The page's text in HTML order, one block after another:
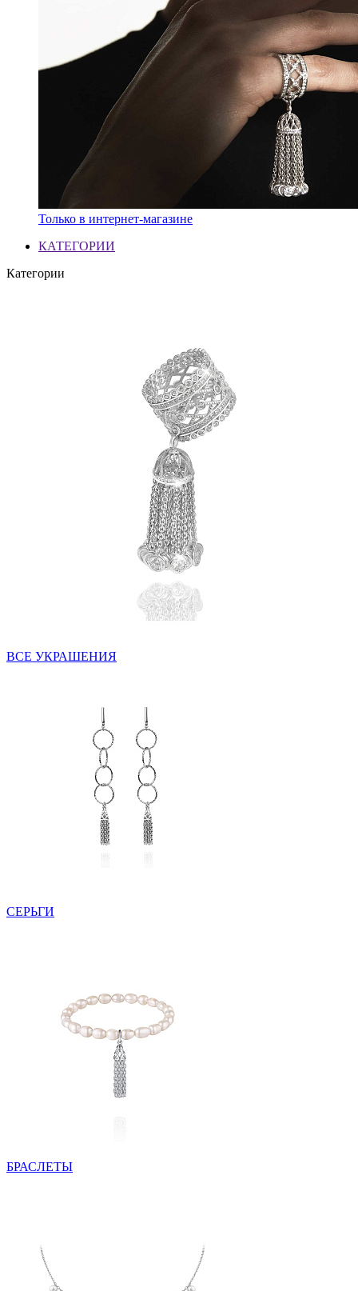
Только в интернет-магазине
КАТЕГОРИИ
Категории
ВСЕ УКРАШЕНИЯ
СЕРЬГИ
БРАСЛЕТЫ